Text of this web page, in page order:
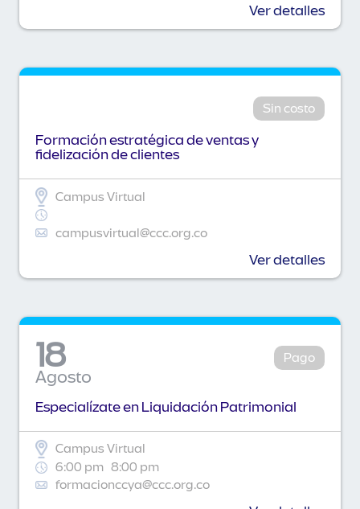
Ver detalles
Sin costo
Formación estratégica de ventas y
fidelización de clientes
Campus Virtual
campusvirtual@ccc.org.co
Ver detalles
18
Agosto
Pago
Especialízate en Liquidación Patrimonial
Campus Virtual
6:00 pm 8:00 pm
formacionccya@ccc.org.co